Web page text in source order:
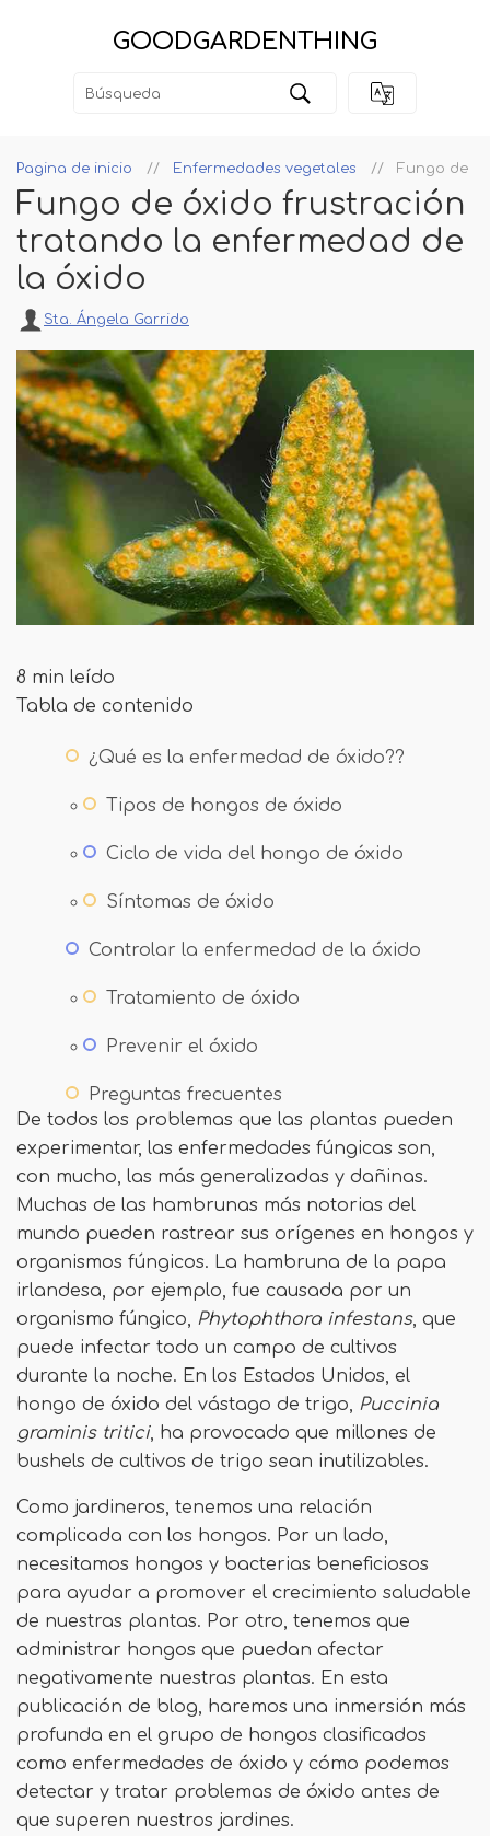
GOODGARDENTHING
Pagina de inicio Enfermedades vegetales Fungo de
Fungo de óxido frustración
tratando la enfermedad de
la óxido
Sta. Ángela Garrido
8 min leído
Tabla de contenido
¿Qué es la enfermedad de óxido??
Tipos de hongos de óxido
Ciclo de vida del hongo de óxido
Síntomas de óxido
Controlar la enfermedad de la óxido
Tratamiento de óxido
Prevenir el óxido
Preguntas frecuentes
De todos los problemas que las plantas pueden
experimentar, las enfermedades fúngicas son,
con mucho, las más generalizadas y dañinas.
Muchas de las hambrunas más notorias del
mundo pueden rastrear sus orígenes en hongos y
organismos fúngicos. La hambruna de la papa
irlandesa, por ejemplo, fue causada por un
organismo fúngico, Phytophthora infestans, que
puede infectar todo un campo de cultivos
durante la noche. En los Estados Unidos, el
hongo de óxido del vástago de trigo, Puccinia
graminis tritici, ha provocado que millones de
bushels de cultivos de trigo sean inutilizables.
Como jardineros, tenemos una relación
complicada con los hongos. Por un lado,
necesitamos hongos y bacterias beneficiosos
para ayudar a promover el crecimiento saludable
de nuestras plantas. Por otro, tenemos que
administrar hongos que puedan afectar
negativamente nuestras plantas. En esta
publicación de blog, haremos una inmersión más
profunda en el grupo de hongos clasificados
como enfermedades de óxido y cómo podemos
detectar y tratar problemas de óxido antes de
que superen nuestros jardines.